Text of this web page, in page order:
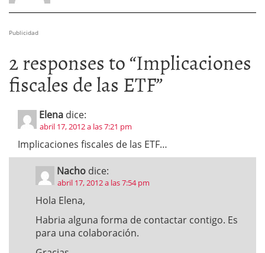
Publicidad
2 responses to “Implicaciones
fiscales de las ETF”
Elena dice:
abril 17, 2012 a las 7:21 pm
Implicaciones fiscales de las ETF…
Nacho dice:
abril 17, 2012 a las 7:54 pm
Hola Elena,
Habria alguna forma de contactar contigo. Es
para una colaboración.